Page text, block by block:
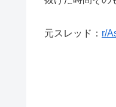
元スレッド： r/